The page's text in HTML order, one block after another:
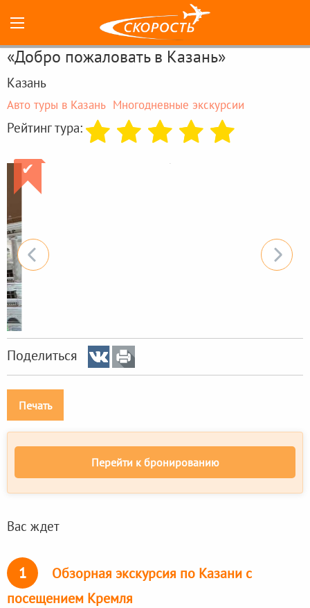
«Добро пожаловать в Казань»
Казань
Авто туры в Казань Многодневные экскурсии
Рейтинг тура:
✔
Поделиться
Печать
Перейти к бронированию
Вас ждет
1
Обзорная экскурсия по Казани с
посещением Кремля